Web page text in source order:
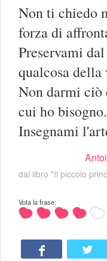
Non ti chiedo
forza di
Preservami
qualcosa della
Non darmi ciò
cui ho bisogno.
Insegnami
dal libro "Il piccolo
Vota la frase: